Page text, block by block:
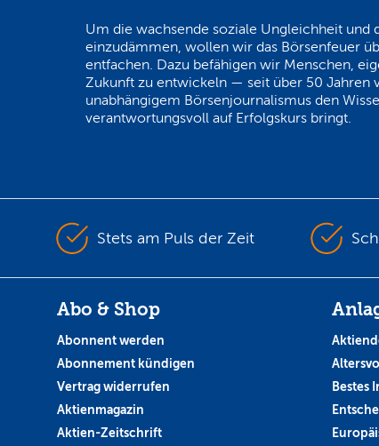
Um die wachsende soziale Ungleichheit und
einzudämmen, wollen wir das Börsenfeuer
entfachen. Dazu befähigen wir Menschen,
Zukunft zu entwickeln — seit über 50 Jahren
unabhängigem Börsenjournalismus den
verantwortungsvoll auf Erfolgskurs bringt.
Stets am Puls der Zeit
Abo & Shop
Abonnent werden
Abonnement kündigen
Vertrag widerrufen
Aktienmagazin
Aktien-Zeitschrift
Bestes